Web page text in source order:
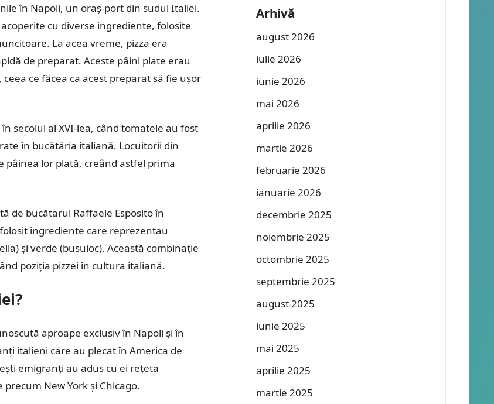
în Napoli, un oraș-port din sudul Italiei.
cu diverse ingrediente, folosite
La acea vreme, pizza era
de preparat. Aceste pâini plate erau
ce făcea ca acest preparat să fie ușor
secolul al XVI-lea, când tomatele au fost
în bucătăria italiană. Locuitorii din
pâinea lor plată, creând astfel prima
de bucătarul Raffaele Esposito în
ingrediente care reprezentau
și verde (busuioc). Această combinație
poziția pizzei în cultura italiană.
aproape exclusiv în Napoli și în
italieni care au plecat în America de
emigranți au adus cu ei rețeta
New York și Chicago.
Arhivă
august 2026
iulie 2026
iunie 2026
mai 2026
aprilie 2026
martie 2026
februarie 2026
ianuarie 2026
decembrie 2025
noiembrie 2025
octombrie 2025
septembrie 2025
august 2025
iunie 2025
mai 2025
aprilie 2025
martie 2025